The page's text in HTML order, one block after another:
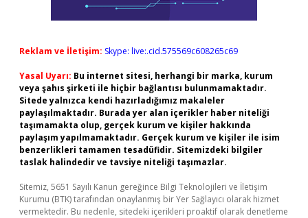
Reklam ve İletişim: Skype: live:.cid.575569c608265c69
Yasal Uyarı: Bu internet sitesi, herhangi bir marka, kurum
veya şahıs şirketi ile hiçbir bağlantısı bulunmamaktadır.
Sitede yalnızca kendi hazırladığımız makaleler
paylaşılmaktadır. Burada yer alan içerikler haber niteliği
taşımamakta olup, gerçek kurum ve kişiler hakkında
paylaşım yapılmamaktadır. Gerçek kurum ve kişiler ile isim
benzerlikleri tamamen tesadüfidir. Sitemizdeki bilgiler
taslak halindedir ve tavsiye niteliği taşımazlar.
Sitemiz, 5651 Sayılı Kanun gereğince Bilgi Teknolojileri ve İletişim
Kurumu (BTK) tarafından onaylanmış bir Yer Sağlayıcı olarak hizmet
vermektedir. Bu nedenle, sitedeki içerikleri proaktif olarak denetleme